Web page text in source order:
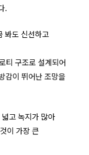
.
봐도 신선하고
티 구조로 설계되어
감이 뛰어난 조망을
고 녹지가 많아
이 가장 큰